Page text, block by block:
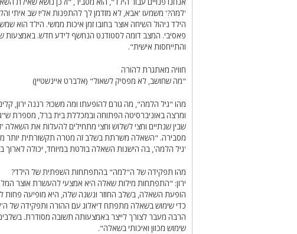
'למה?' משמעו 'אבא, לא מזדמן לך להתפנות אלי! שב איתי
הילד ניהול השיחה אוצר בחובו זמן איכות ממשי. הילד הוא
פאסיבי. המצב דומה לסטודנט הנחשף לידע חדש. באמצעות
והתייחסות אישית".
חוויה מאתגרת להורה
"מה שחושב, לא מפסיק לשאול" (אלברט איינשטיין)
מהו "גיל הלמה", מה גורם להופעתו ומה משכו? רננה ירון,
ומרצה באוניברסיטה הפתוחה ובמכללת בית ברל, מספרת
שבין שנתיים וחצי לשלוש וחצי מתחילים להעלות את
מסבירה. "השאלה משרתת בשלב זה מטרה תקשורתית
'גיל הלמה', בה הישנות השאלה בולטת במיוחד, יכולה לארוך
מהו תפקידה של ה"למה" בהתפתחות השפתית של הילד?
ירון: "התפתחות מילות שאלה היא אמצעי להעשרת אוצר
הופעת השאלה, בשלב החוזר ונשנה שלה, היא מופיעה פחות
כדי שימוש בשאלה מתפתח דיאלוג עם ההורה ותפקידה של
הרבה מעבר לצורך לייצר באמצעותה תשובה מסודרת.
שימוש מכוון ואיכותי בשאלה".